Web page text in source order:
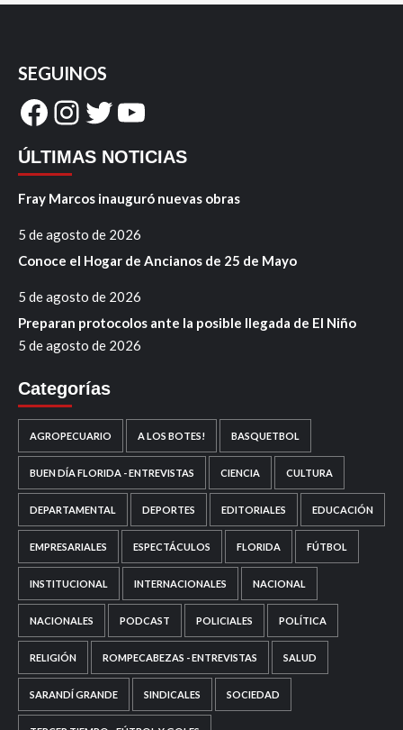
SEGUINOS
Facebook
Instagram
Twitter
YouTube
ÚLTIMAS NOTICIAS
Fray Marcos inauguró nuevas obras
5 de agosto de 2026
Conoce el Hogar de Ancianos de 25 de Mayo
5 de agosto de 2026
Preparan protocolos ante la posible llegada de El Niño
5 de agosto de 2026
Categorías
AGROPECUARIO A LOS BOTES! BASQUETBOL
BUEN DÍA FLORIDA - ENTREVISTAS CIENCIA CULTURA
DEPARTAMENTAL DEPORTES EDITORIALES EDUCACIÓN
EMPRESARIALES ESPECTÁCULOS FLORIDA FÚTBOL
INSTITUCIONAL INTERNACIONALES NACIONAL
NACIONALES PODCAST POLICIALES POLÍTICA
RELIGIÓN ROMPECABEZAS - ENTREVISTAS SALUD
SARANDÍ GRANDE SINDICALES SOCIEDAD